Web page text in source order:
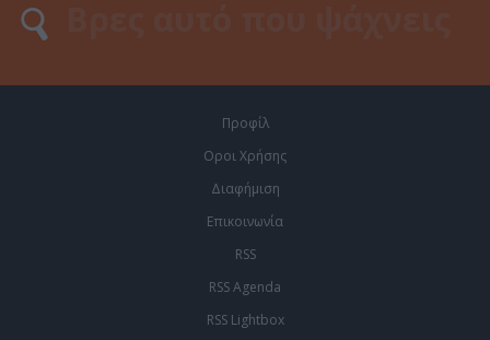
Προφίλ
Οροι Χρήσης
Διαφήμιση
Επικοινωνία
RSS
RSS Agenda
RSS Lightbox